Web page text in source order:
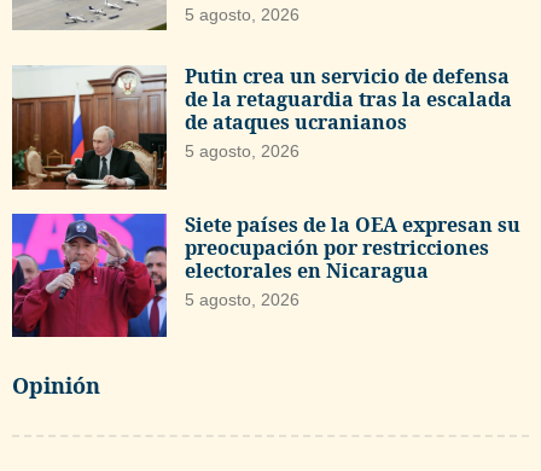
5 agosto, 2026
Putin crea un servicio de defensa
de la retaguardia tras la escalada
de ataques ucranianos
5 agosto, 2026
Siete países de la OEA expresan su
preocupación por restricciones
electorales en Nicaragua
5 agosto, 2026
Opinión